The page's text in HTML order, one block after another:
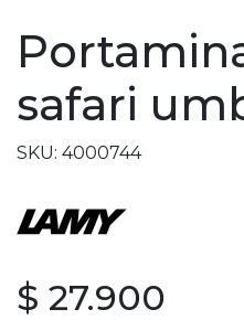
safari
SKU: 4000744
$ 27.900